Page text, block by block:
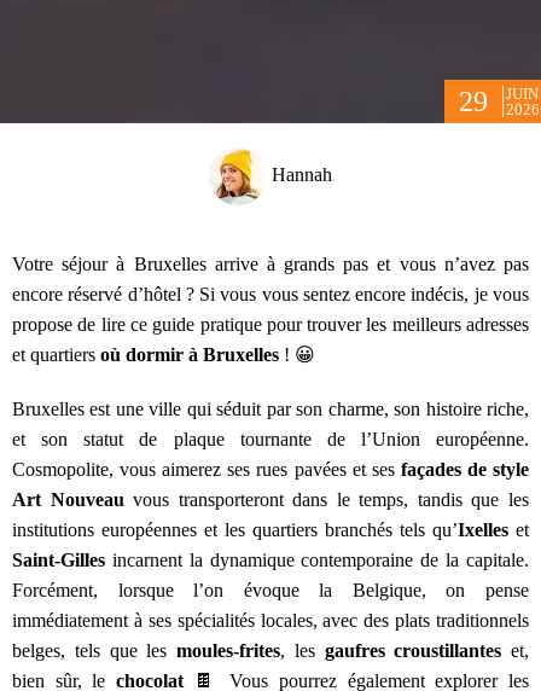
29
JUIN
2026
Hannah
Votre séjour à Bruxelles arrive à grands pas et vous n’avez pas
encore réservé d’hôtel ? Si vous vous sentez encore indécis, je vous
propose de lire ce guide pratique pour trouver les meilleurs adresses
et quartiers où dormir à Bruxelles ! 😀
Bruxelles est une ville qui séduit par son charme, son histoire riche,
et son statut de plaque tournante de l’Union européenne.
Cosmopolite, vous aimerez ses rues pavées et ses façades de style
Art Nouveau vous transporteront dans le temps, tandis que les
institutions européennes et les quartiers branchés tels qu’Ixelles et
Saint-Gilles incarnent la dynamique contemporaine de la capitale.
Forcément, lorsque l’on évoque la Belgique, on pense
immédiatement à ses spécialités locales, avec des plats traditionnels
belges, tels que les moules-frites, les gaufres croustillantes et,
bien sûr, lechocolat 🍫 Vous pourrez également explorer les